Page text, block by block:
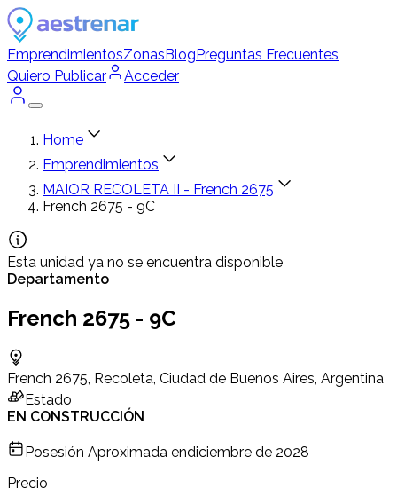
EmprendimientosZonasBlogPreguntas Frecuentes
Quiero Publicar
Acceder
Home
Emprendimientos
MAIOR RECOLETA II - French 2675
French 2675 - 9C
Esta unidad ya no se encuentra disponible
Departamento
French 2675 - 9C
French 2675, Recoleta, Ciudad de Buenos Aires, Argentina
Estado
EN CONSTRUCCIÓN
Posesión Aproximada endiciembre de 2028
Precio